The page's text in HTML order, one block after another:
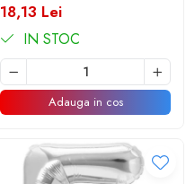
18,13 Lei
IN STOC
Adauga in cos